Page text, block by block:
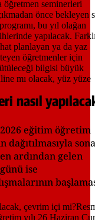
nasıl
eğitim öğretim
sona
ardından gelen
ise